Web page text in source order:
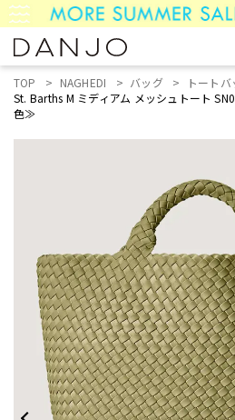
TOP NAGHEDI バッグ トートバ
St. Barths M ミディアム メッシュトート
色≫